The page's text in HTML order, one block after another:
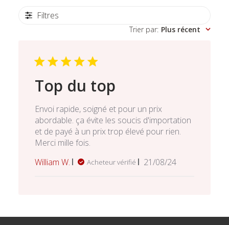
Filtres
Trier par: Plus récent
Top du top
Envoi rapide, soigné et pour un prix
abordable. ça évite les soucis d'importation
et de payé à un prix trop élevé pour rien.
Merci mille fois.
William W.
Acheteur vérifié
Date
21/08/24